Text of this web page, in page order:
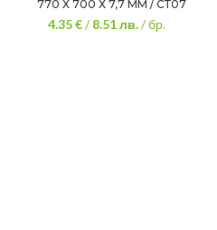
770 Х 700 Х 7,7 ММ / СТ07
4.35 €/8.51лв./ бр.